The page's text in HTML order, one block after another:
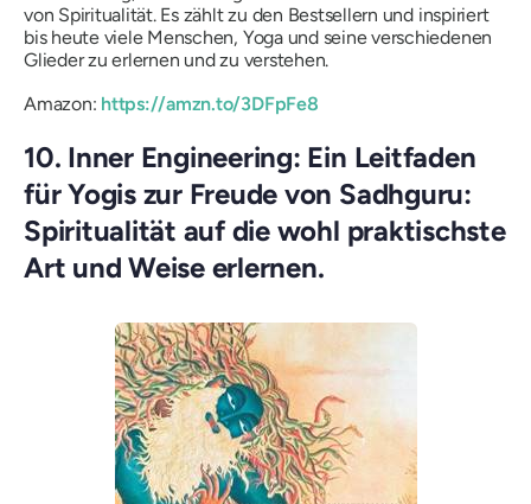
von Spiritualität. Es zählt zu den Bestsellern und inspiriert
bis heute viele Menschen, Yoga und seine verschiedenen
Glieder zu erlernen und zu verstehen.
Amazon: https://amzn.to/3DFpFe8
10. Inner Engineering: Ein Leitfaden
für Yogis zur Freude von Sadhguru:
Spiritualität auf die wohl praktischste
Art und Weise erlernen.